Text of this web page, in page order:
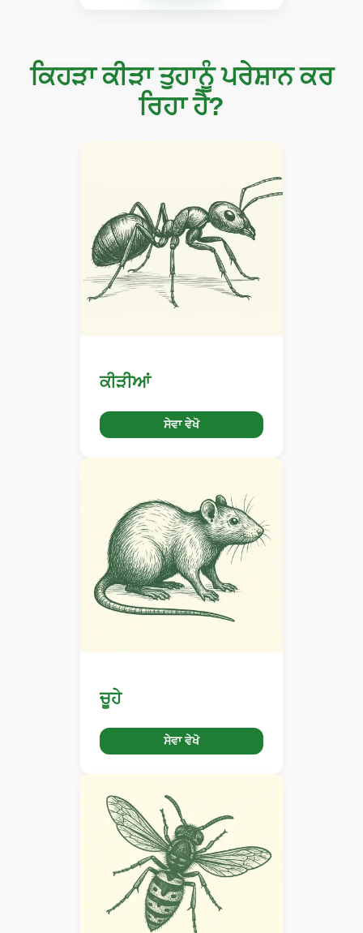
ਕਿਹੜਾ ਕੀੜਾ ਤੁਹਾਨੂੰ ਪਰੇਸ਼ਾਨ ਕਰ
ਰਿਹਾ ਹੈ?
ਕੀੜੀਆਂ
ਸੇਵਾ ਵੇਖੋ
ਚੂਹੇ
ਸੇਵਾ ਵੇਖੋ